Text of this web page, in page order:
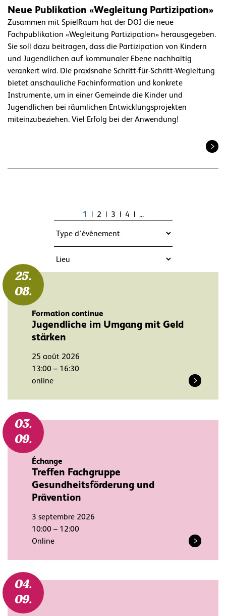
Neue Publikation «Wegleitung Partizipation»
Zusammen mit SpielRaum hat der DOJ die neue
Fachpublikation «Wegleitung Partizipation» herausgegeben.
Sie soll dazu beitragen, dass die Partizipation von Kindern
und Jugendlichen auf kommunaler Ebene nachhaltig
verankert wird. Die praxisnahe Schritt-für-Schritt-Wegleitung
bietet anschauliche Fachinformation und konkrete
Instrumente, um in einer Gemeinde die Kinder und
Jugendlichen bei räumlichen Entwicklungsprojekten
miteinzubeziehen. Viel Erfolg bei der Anwendung!
1 2 3 4 ...
25.
08.
Formation continue
Jugendliche im Umgang mit Geld
stärken
25 août 2026
13:00 – 16:30
online
03.
09.
Échange
Treffen Fachgruppe
Gesundheitsförderung und
Prävention
3 septembre 2026
10:00 – 12:00
Online
04.
09.